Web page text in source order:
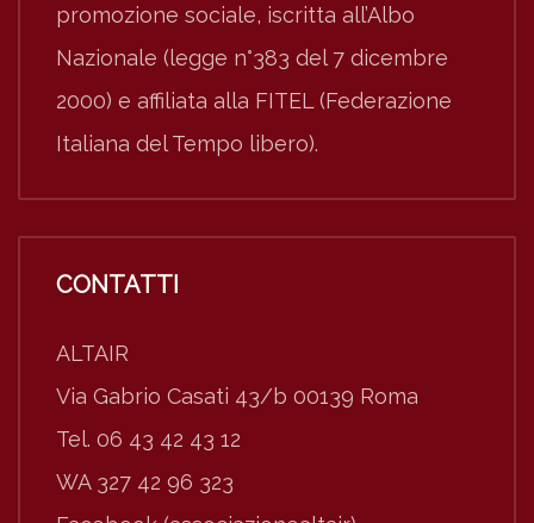
promozione sociale, iscritta all’Albo
Nazionale (legge n°383 del 7 dicembre
2000) e affiliata alla FITEL (Federazione
Italiana del Tempo libero).
CONTATTI
ALTAIR
Via Gabrio Casati 43/b 00139 Roma
Tel. 06 43 42 43 12
WA 327 42 96 323